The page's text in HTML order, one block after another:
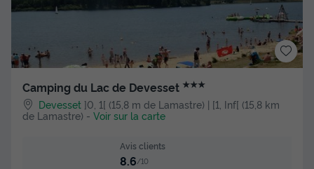
Camping du Lac de Devesset ★★★
Devesset ]0, 1[ (15,8 m de Lamastre) | [1, Inf[ (15,8 km
de Lamastre) - Voir sur la carte
Avis clients
8.6 /10